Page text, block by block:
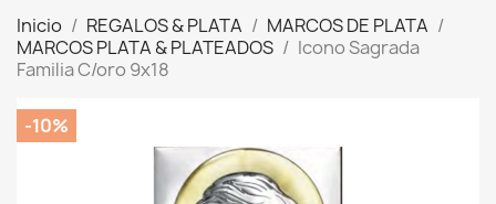
Inicio REGALOS & PLATA
MARCOS DE PLATA
MARCOS PLATA & PLATEADOS
Icono Sagrada
Familia C/oro 9x18
-10%